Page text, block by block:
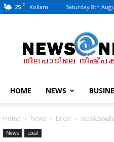
25 C Kollam Saturday 8th
|
HOME NEWS
Home News Local
News Local